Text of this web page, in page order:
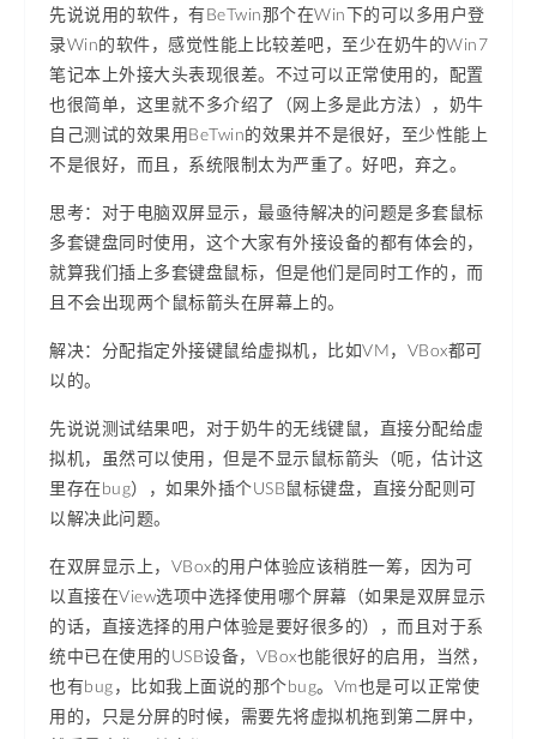
先说说用的软件，有BeTwin那个在Win下的可以多用户登
录Win的软件，感觉性能上比较差吧，至少在奶牛的Win7
笔记本上外接大头表现很差。不过可以正常使用的，配置
也很简单，这里就不多介绍了（网上多是此方法），奶牛
自己测试的效果用BeTwin的效果并不是很好，至少性能上
不是很好，而且，系统限制太为严重了。好吧，弃之。
思考：对于电脑双屏显示，最亟待解决的问题是多套鼠标
多套键盘同时使用，这个大家有外接设备的都有体会的，
就算我们插上多套键盘鼠标，但是他们是同时工作的，而
且不会出现两个鼠标箭头在屏幕上的。
解决：分配指定外接键鼠给虚拟机，比如VM，VBox都可
以的。
先说说测试结果吧，对于奶牛的无线键鼠，直接分配给虚
拟机，虽然可以使用，但是不显示鼠标箭头（呃，估计这
里存在bug），如果外插个USB鼠标键盘，直接分配则可
以解决此问题。
在双屏显示上，VBox的用户体验应该稍胜一筹，因为可
以直接在View选项中选择使用哪个屏幕（如果是双屏显示
的话，直接选择的用户体验是要好很多的），而且对于系
统中已在使用的USB设备，VBox也能很好的启用，当然，
也有bug，比如我上面说的那个bug。Vm也是可以正常使
用的，只是分屏的时候，需要先将虚拟机拖到第二屏中，